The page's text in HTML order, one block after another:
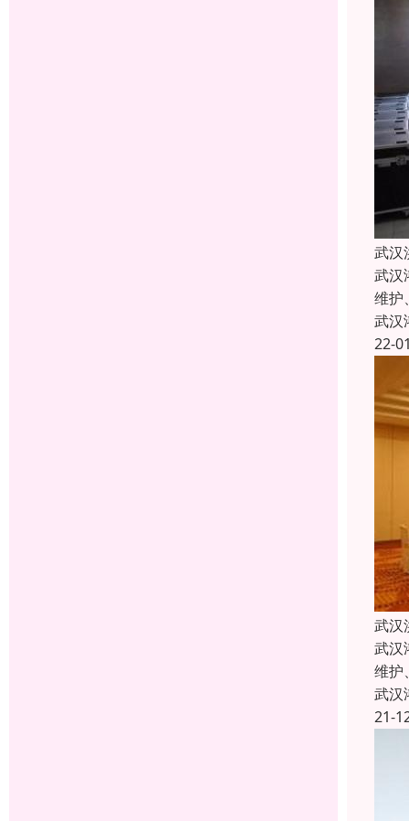
武汉
武汉
维护
武汉
22-
武汉
武汉
维护
武汉
21-